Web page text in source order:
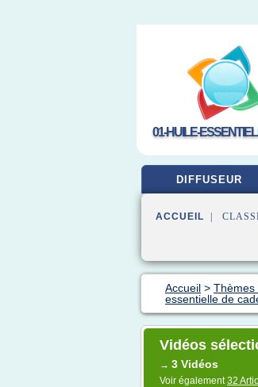
01-HUILE-
DIFFUSEUR
ACCUEIL |
Accueil > Thèmes
essentielle de
Vidéos
→ 3 Vidéos
Voir également32